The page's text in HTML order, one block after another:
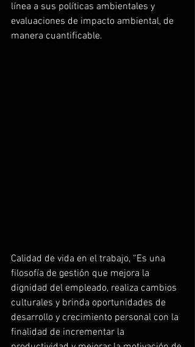
línea a sus políticas ambientales y
evaluaciones de impacto ambiental, de
manera cuantificable.
Calidad de vida en el trabajo, “Es una
filosofía de gestión que mejora la
dignidad del empleado, realiza cambios
culturales y brinda oportunidades de
desarrollo y crecimiento personal con la
finalidad de incrementar la